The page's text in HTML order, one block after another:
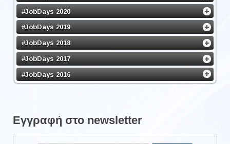
#JobDays 2020
#JobDays 2019
#JobDays 2018
#JobDays 2017
#JobDays 2016
Εγγραφή στο newsletter